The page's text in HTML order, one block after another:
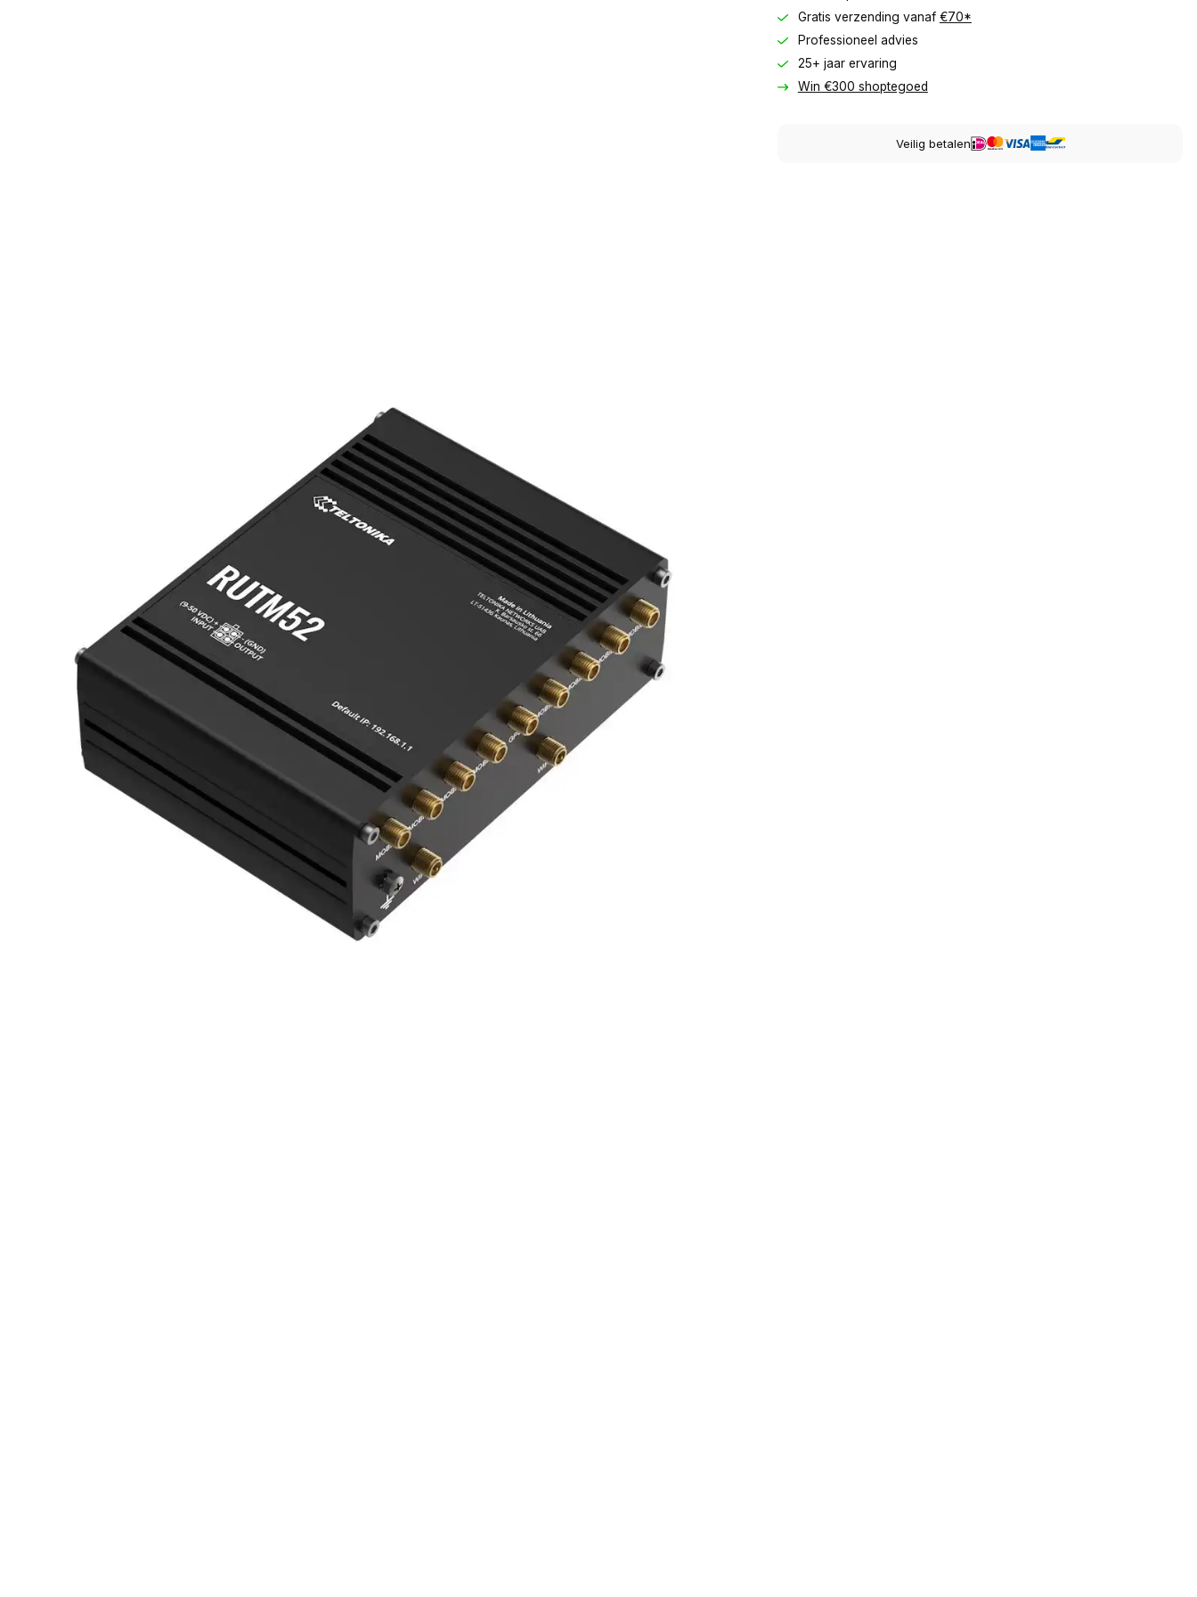
Gratis verzending vanaf €70*
Professioneel advies
25+ jaar ervaring
Win €300 shoptegoed
Veilig betalen